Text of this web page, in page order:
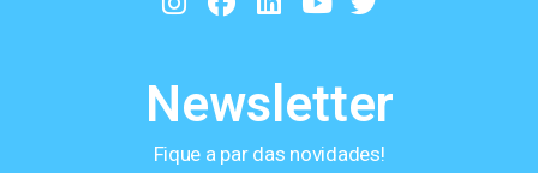
Newsletter
Fique a par das novidades!